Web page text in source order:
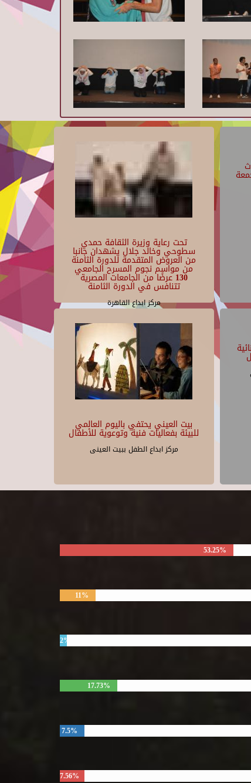
تحت رعاية وزيرة الثقافة حمدي
سطوحي وخالد جلال يشهدان جانبا
من العروض المتقدمة للدورة الثامنة
من مواسم نجوم المسرح الجامعي
130 عرضًا من الجامعات المصرية
تتنافس في الدورة الثامنة
مركز ابداع القاهرة
بيت العيني يحتفي باليوم العالمي
للبيئة بفعاليات فنية وتوعوية للأطفال
مركز ابداع الطفل ببيت العينى
53.25%
11%
2%
17.73%
7.5%
7.56%